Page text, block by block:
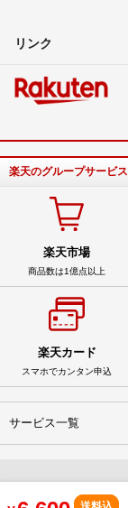
リンク
楽天のグループサービス
楽天市場
商品数は1億点以上
楽天カード
スマホでカンタン申込
サービス一覧